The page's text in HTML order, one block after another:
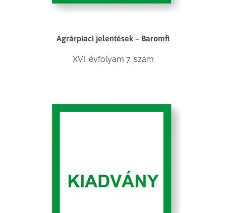
Agrárpiaci jelentések – Baromfi
XVI. évfolyam 7. szám